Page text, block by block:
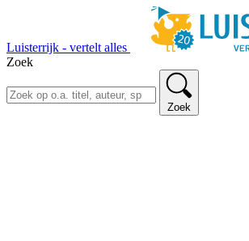
Luisterrijk - vertelt alles
Zoek
Zoek